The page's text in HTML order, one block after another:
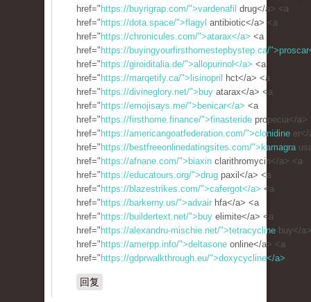
href=" https://buyrigrap.com/">vardenafil drug</a> <a
href=" https://dota.space/">flagyl antibiotic</a> <a
href=" https://chronicules.com/">atarax</a> <a
href=" https://buyingyourfirsthomestepbystep.ca/
href=" https://giroiditalia.de/">allopurinol</a> <a
href=" https://marqetify.ca/">lisinopril
hct</a> <a
href=" https://divineglory.net/">buy atarax</a> <a
href=" https://emojisays.me/">benicar</a> <a
href=" https://firsthome.finance/">finasteride propecia</a>
href=" https://americangoatfederation.com/">clonidine
href=" https://bestfreeonlinedatingsites.com/">kamagra
href=" https://afnane.com/">biaxin clarithromycin</a> <a
href=" https://educatours.org/">drug paxil</a> <a
href=" https://blazestrikes.com/">cafergot</a> <a
href=" https://barkerny.us/">advair hfa</a> <a
href=" https://buildertext.net/">buy elimite</a> <a
href=" https://alexandru-mischie.net/">tetracycline buy</
href=" https://amerpp.info/">deltasone online</a> <a
href=" https://gdprwalkthrough.eu/">doxycycline</a>
回复